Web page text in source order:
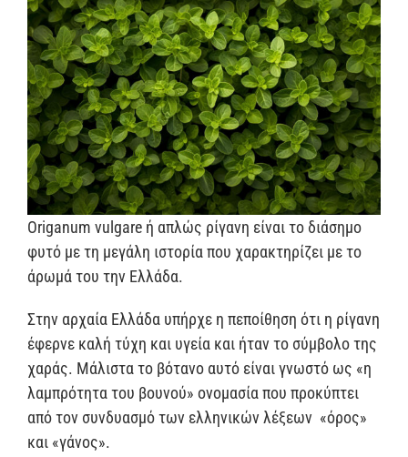
ΕΠΙΚΟΙΝΩΝΙΑ
Origanum vulgare ή απλώς ρίγανη είναι το διάσημο
φυτό με τη μεγάλη ιστορία που χαρακτηρίζει με το
άρωμά του την Ελλάδα.
Στην αρχαία Ελλάδα υπήρχε η πεποίθηση ότι η ρίγανη
έφερνε καλή τύχη και υγεία και ήταν το σύμβολο της
χαράς. Μάλιστα το βότανο αυτό είναι γνωστό ως «η
λαμπρότητα του βουνού» ονομασία που προκύπτει
από τον συνδυασμό των ελληνικών λέξεων «όρος»
και «γάνος».